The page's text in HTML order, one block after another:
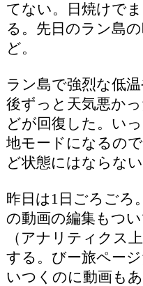
てない。日焼けで
る。先日のラン島
ど。
ラン島で強烈な低
後ずっと天気悪か
どが回復した。い
地モードになるの
ど状態にはならない
昨日は1日ごろごろ
の動画の編集もつ
（アナリティクス
する。びー旅ペー
いつくのに動画も